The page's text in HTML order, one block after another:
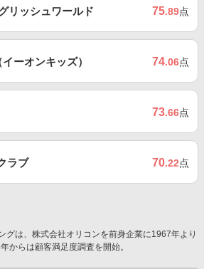
リッシュワールド 75.89点
ーオンキッズ） 74.06点
73.66点
ラブ 70.22点
グは、株式会社オリコンを前身企業に1967年より
からは顧客満足度調査を開始。